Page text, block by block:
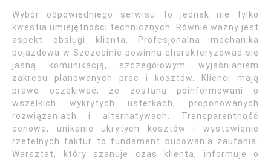
Wybór odpowiedniego serwisu to jednak nie tylko
kwestia umiejętności technicznych. Równie ważny jest
aspekt obsługi klienta. Profesjonalna mechanika
pojazdowa w Szczecinie powinna charakteryzować się
jasną komunikacją, szczegółowym wyjaśnianiem
zakresu planowanych prac i kosztów. Klienci mają
prawo oczekiwać, że zostaną poinformowani o
wszelkich wykrytych usterkach, proponowanych
rozwiązaniach i alternatywach. Transparentność
cenowa, unikanie ukrytych kosztów i wystawianie
rzetelnych faktur to fundament budowania zaufania.
Warsztat, który szanuje czas klienta, informuje o